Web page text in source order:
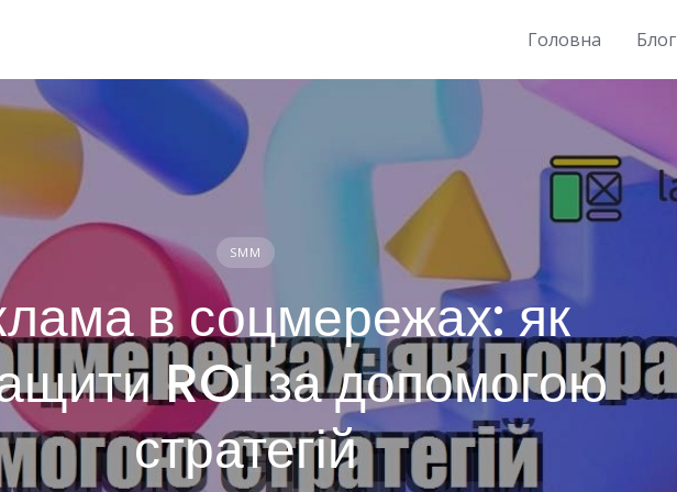
Головна Блог
SMM
в соцмережах: як
ROI за допомогою
стратегій